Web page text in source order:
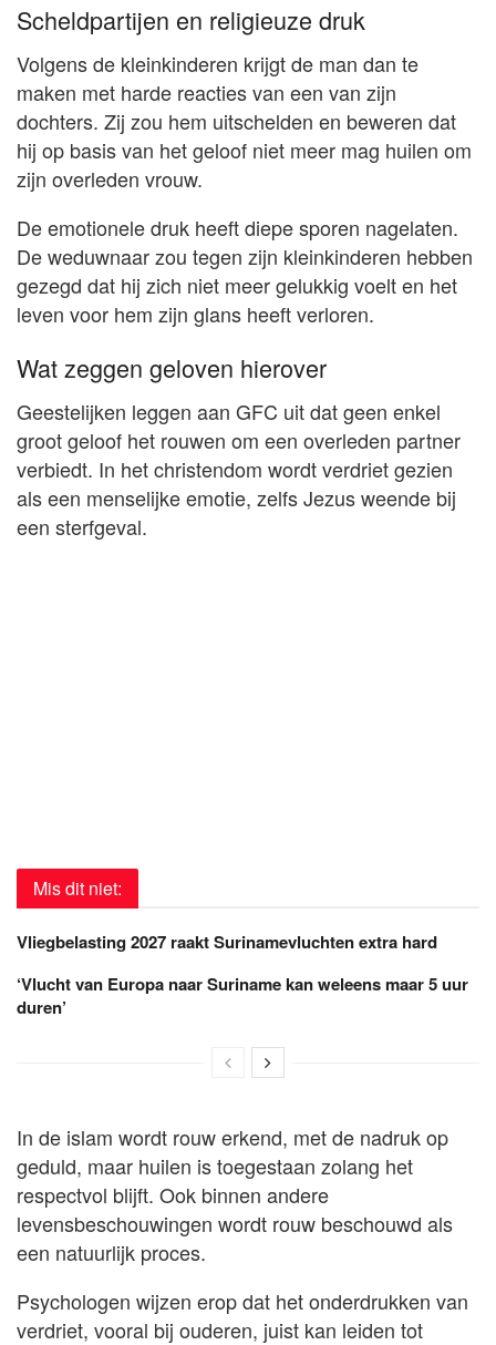
Scheldpartijen en religieuze druk
Volgens de kleinkinderen krijgt de man dan te
maken met harde reacties van een van zijn
dochters. Zij zou hem uitschelden en beweren dat
hij op basis van het geloof niet meer mag huilen om
zijn overleden vrouw.
De emotionele druk heeft diepe sporen nagelaten.
De weduwnaar zou tegen zijn kleinkinderen hebben
gezegd dat hij zich niet meer gelukkig voelt en het
leven voor hem zijn glans heeft verloren.
Wat zeggen geloven hierover
Geestelijken leggen aan GFC uit dat geen enkel
groot geloof het rouwen om een overleden partner
verbiedt. In het christendom wordt verdriet gezien
als een menselijke emotie, zelfs Jezus weende bij
een sterfgeval.
Mis dit niet:
Vliegbelasting 2027 raakt Surinamevluchten extra hard
‘Vlucht van Europa naar Suriname kan weleens maar 5 uur
duren’
In de islam wordt rouw erkend, met de nadruk op
geduld, maar huilen is toegestaan zolang het
respectvol blijft. Ook binnen andere
levensbeschouwingen wordt rouw beschouwd als
een natuurlijk proces.
Psychologen wijzen erop dat het onderdrukken van
verdriet, vooral bij ouderen, juist kan leiden tot